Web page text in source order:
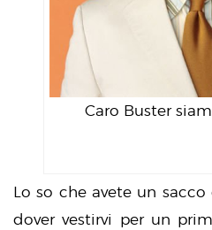
Caro Buster
Lo so che avete un
dover vestirvi per un